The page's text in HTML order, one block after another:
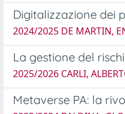
Digitalizzazione dei
2024/2025 DE MARTIN,
La gestione del
2025/2026 CARLI,
Metaverse PA: la